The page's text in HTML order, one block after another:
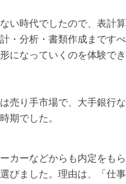
い時代でしたので、表計
・分析・書類作成まです
になっていくのを体験で
売り手市場で、大手銀行
期でした。
カーなどからも内定をも
びました。理由は、「仕